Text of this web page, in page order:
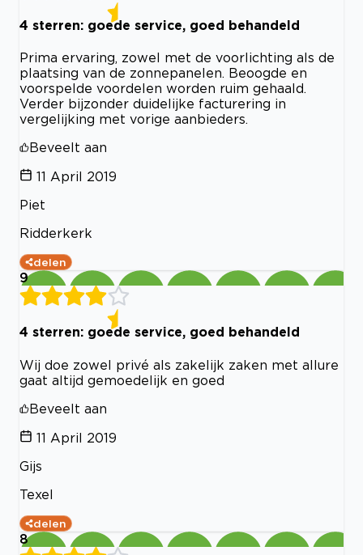
4 sterren: goede service, goed behandeld
Prima ervaring, zowel met de voorlichting als de
plaatsing van de zonnepanelen. Beoogde en
voorspelde voordelen worden ruim gehaald.
Verder bijzonder duidelijke facturering in
vergelijking met vorige aanbieders.
Beveelt aan
11 April 2019
Piet
Ridderkerk
delen
9
4 sterren: goede service, goed behandeld
Wij doe zowel privé als zakelijk zaken met allure
gaat altijd gemoedelijk en goed
Beveelt aan
11 April 2019
Gijs
Texel
delen
8